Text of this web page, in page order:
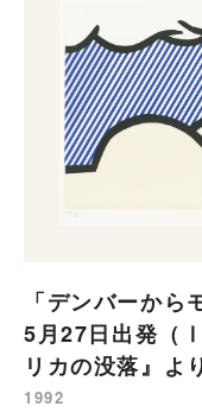
「デンバーか
5月27日出発（
リカの没落』よ
1992